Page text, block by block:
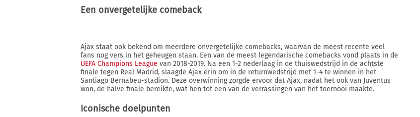
Een onvergetelijke comeback
Ajax staat ook bekend om meerdere onvergetelijke comebacks, waarvan de meest recente veel
fans nog vers in het geheugen staan. Een van de meest legendarische comebacks vond plaats in de
UEFA Champions League van 2018-2019. Na een 1-2 nederlaag in de thuiswedstrijd in de achtste
finale tegen Real Madrid, slaagde Ajax erin om in de returnwedstrijd met 1-4 te winnen in het
Santiago Bernabeu-stadion. Deze overwinning zorgde ervoor dat Ajax, nadat het ook van Juventus
won, de halve finale bereikte, wat hen tot een van de verrassingen van het toernooi maakte.
Iconische doelpunten